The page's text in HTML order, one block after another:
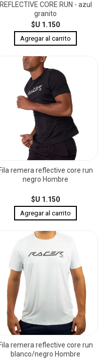
REFLECTIVE CORE RUN - azul
granito
$U 1.150
remera reflective core run
negro Hombre
$U 1.150
remera reflective core run
blanco/negro Hombre